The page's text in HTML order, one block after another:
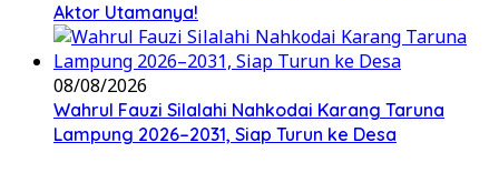
Aktor Utamanya!
08/08/2026
Wahrul Fauzi Silalahi Nahkodai Karang Taruna
Lampung 2026–2031, Siap Turun ke Desa